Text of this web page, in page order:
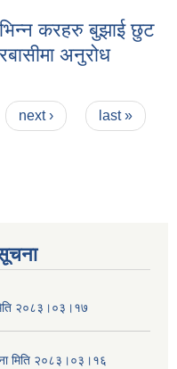
करहरु बुझाई छुट
अनुरोध
नगरबासीमा अनुरोध
next › last »
२०८३।०३।१७
मिति २०८३।०३।१६